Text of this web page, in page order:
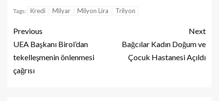
Tags: Kredi Milyar Milyon Lira Trilyon
Previous
UEA Başkanı Birol’dan
tekelleşmenin önlenmesi
çağrısı
Next
Bağcılar Kadın Doğum ve
Çocuk Hastanesi Açıldı